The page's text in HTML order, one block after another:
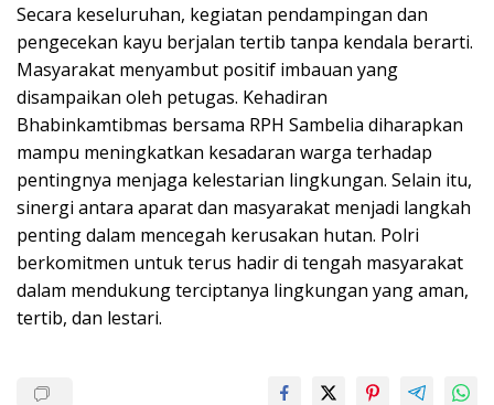
Secara keseluruhan, kegiatan pendampingan dan
pengecekan kayu berjalan tertib tanpa kendala berarti.
Masyarakat menyambut positif imbauan yang
disampaikan oleh petugas. Kehadiran
Bhabinkamtibmas bersama RPH Sambelia diharapkan
mampu meningkatkan kesadaran warga terhadap
pentingnya menjaga kelestarian lingkungan. Selain itu,
sinergi antara aparat dan masyarakat menjadi langkah
penting dalam mencegah kerusakan hutan. Polri
berkomitmen untuk terus hadir di tengah masyarakat
dalam mendukung terciptanya lingkungan yang aman,
tertib, dan lestari.